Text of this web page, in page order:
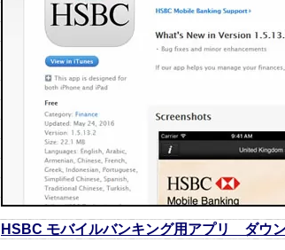
HSBC モバイルバンキング用アプリ ダウ